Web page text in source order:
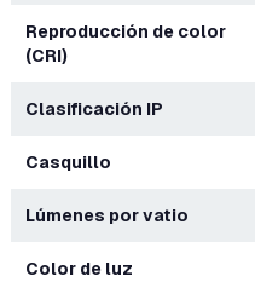
Reproducción de color
(CRI)
Clasificación IP
Casquillo
Lúmenes por vatio
Color de luz